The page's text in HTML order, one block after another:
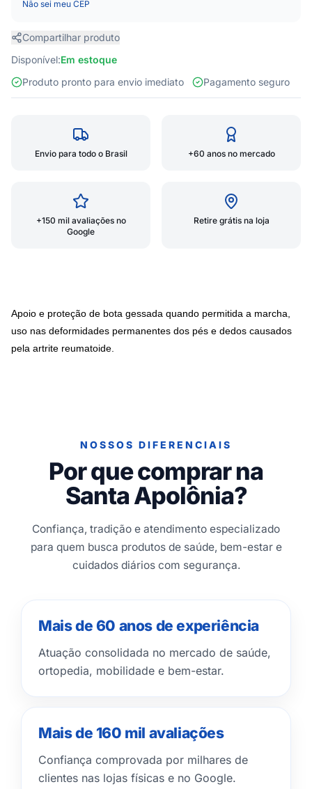
Não sei meu CEP
Compartilhar produto
Disponível:Em estoque
Produto pronto para envio imediato
Pagamento seguro
Envio para todo o Brasil +60 anos no mercado
+150 mil avaliações no
Google
Retire grátis na loja
Apoio e proteção de bota gessada quando permitida a marcha,
uso nas deformidades permanentes dos pés e dedos causados
pela artrite reumatoide.
NOSSOS DIFERENCIAIS
Por que comprar na
Santa Apolônia?
Confiança, tradição e atendimento especializado
para quem busca produtos de saúde, bem-estar e
cuidados diários com segurança.
Mais de 60 anos de experiência
Atuação consolidada no mercado de saúde,
ortopedia, mobilidade e bem-estar.
Mais de 160 mil avaliações
Confiança comprovada por milhares de
clientes nas lojas físicas e no Google.